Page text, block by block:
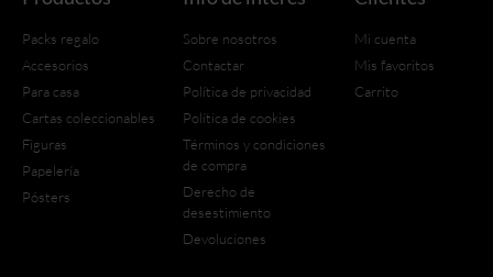
Packs regalo
Accesorios
Para casa
Cartas coleccionables
Figuras
Papelería
Pósters
Sobre nosotros
Contactar
Política de privacidad
Política de cookies
Términos y condiciones
de compra
Derecho de
desestimiento
Devoluciones
Mi cuenta
Mis favoritos
Carrito